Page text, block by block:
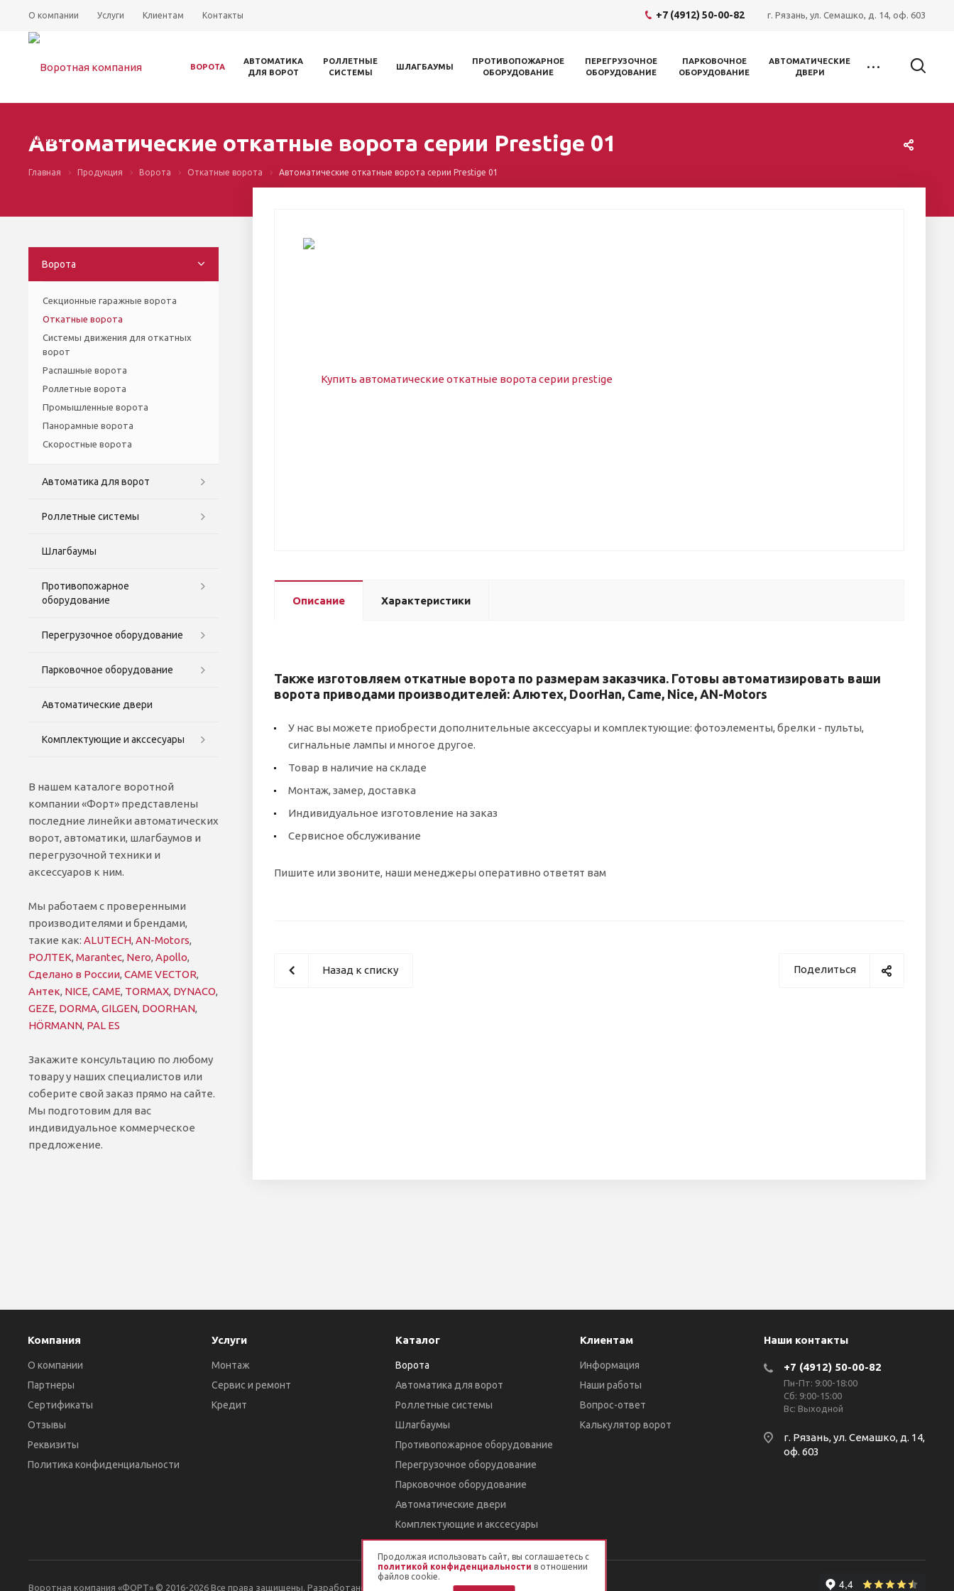
О компании Услуги Клиентам Контакты г. Рязань, ул. Семашко, д. 14, оф. 603
+7 (4912) 50-00-82
ВОРОТА
АВТОМАТИКА
ДЛЯ ВОРОТ
РОЛЛЕТНЫЕ
СИСТЕМЫ
ШЛАГБАУМЫ
ПРОТИВОПОЖАРНОЕ
ОБОРУДОВАНИЕ
ПЕРЕГРУЗОЧНОЕ
ОБОРУДОВАНИЕ
ПАРКОВОЧНОЕ
ОБОРУДОВАНИЕ
АВТОМАТИЧЕСКИЕ
ДВЕРИ
Автоматические откатные ворота серии Prestige 01
Главная Продукция Ворота Откатные ворота Автоматические откатные ворота серии Prestige 01
Описание Характеристики
Также изготовляем откатные ворота по размерам заказчика. Готовы автоматизировать ваши
ворота приводами производителей: Алютех, DoorHan, Came, Nice, AN-Motors
У нас вы можете приобрести дополнительные аксессуары и комплектующие: фотоэлементы, брелки - пульты,
сигнальные лампы и многое другое.
Товар в наличие на складе
Монтаж, замер, доставка
Индивидуальное изготовление на заказ
Сервисное обслуживание
Пишите или звоните, наши менеджеры оперативно ответят вам
Поделиться
Назад к списку
Ворота
Секционные гаражные ворота
Откатные ворота
Системы движения для откатных
ворот
Распашные ворота
Роллетные ворота
Промышленные ворота
Панорамные ворота
Скоростные ворота
Автоматика для ворот
Роллетные системы
Шлагбаумы
Противопожарное
оборудование
Перегрузочное оборудование
Парковочное оборудование
Автоматические двери
Комплектующие и акссесуары
В нашем каталоге воротной
компании «Форт» представлены
последние линейки автоматических
ворот, автоматики, шлагбаумов и
перегрузочной техники и
аксессуаров к ним.
Мы работаем с проверенными
производителями и брендами,
такие как: ALUTECH, AN-Motors,
РОЛТЕК, Marantec, Nero, Apollo,
Сделано в России, CAME VECTOR,
Антек, NICE, CAME, TORMAX, DYNACO,
GEZE, DORMA, GILGEN, DOORHAN,
HÖRMANN, PAL ES
Закажите консультацию по любому
товару у наших специалистов или
соберите свой заказ прямо на сайте.
Мы подготовим для вас
индивидуальное коммерческое
предложение.
Компания
О компании
Партнеры
Сертификаты
Отзывы
Реквизиты
Политика конфиденциальности
Услуги
Монтаж
Сервис и ремонт
Кредит
Каталог
Ворота
Автоматика для ворот
Роллетные системы
Шлагбаумы
Противопожарное оборудование
Перегрузочное оборудование
Парковочное оборудование
Автоматические двери
Комплектующие и акссесуары
Клиентам
Информация
Наши работы
Вопрос-ответ
Калькулятор ворот
Наши контакты
+7 (4912) 50-00-82
Пн-Пт: 9:00-18:00
Сб: 9:00-15:00
Вс: Выходной
г. Рязань, ул. Семашко, д. 14,
оф. 603
Воротная компания «ФОРТ» © 2016-2026 Все права защищены. Разработано в
Продолжая использовать сайт, вы соглашаетесь с
политикой конфиденциальности в отношении
файлов cookie.